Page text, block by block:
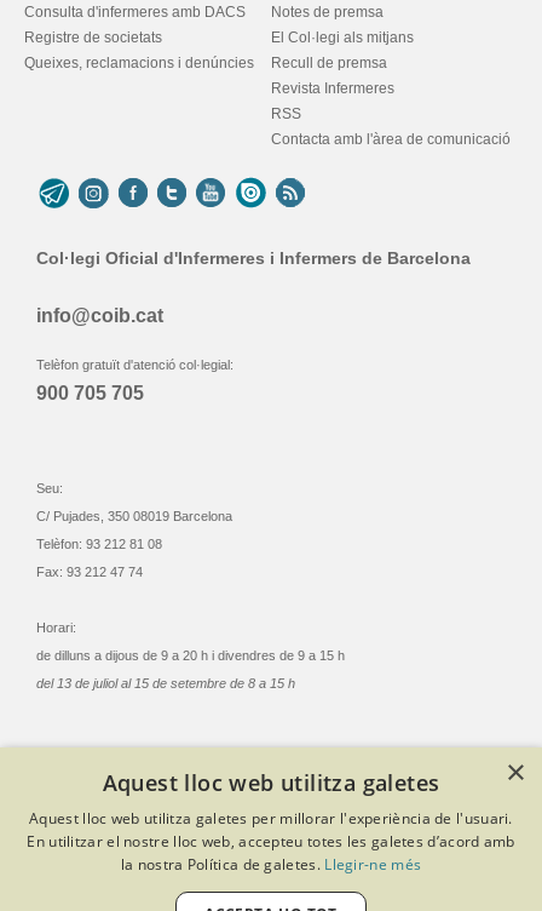
Consulta d'infermeres amb DACS
Registre de societats
Queixes, reclamacions i denúncies
Notes de premsa
El Col·legi als mitjans
Recull de premsa
Revista Infermeres
RSS
Contacta amb l'àrea de comunicació
Col·legi Oficial d'Infermeres i Infermers de Barcelona
info@coib.cat
Telèfon gratuït d'atenció col·legial:
900 705 705
Seu:
C/ Pujades, 350 08019 Barcelona
Telèfon: 93 212 81 08
Fax: 93 212 47 74
Horari:
de dilluns a dijous de 9 a 20 h i divendres de 9 a 15 h
del 13 de juliol al 15 de setembre de 8 a 15 h
© Col·legi Oficial Infermeres i Infermers de Barcelona
Criteris de privacitat
Política de cookies
Avís legal
Política de protecció de dades
Política de qualitat
Desenvolupat amb Softeng Portal Builder
×
Aquest lloc web utilitza galetes
Aquest lloc web utilitza galetes per millorar l'experiència de l'usuari.
En utilitzar el nostre lloc web, accepteu totes les galetes d’acord amb
la nostra Política de galetes. Llegir-ne més